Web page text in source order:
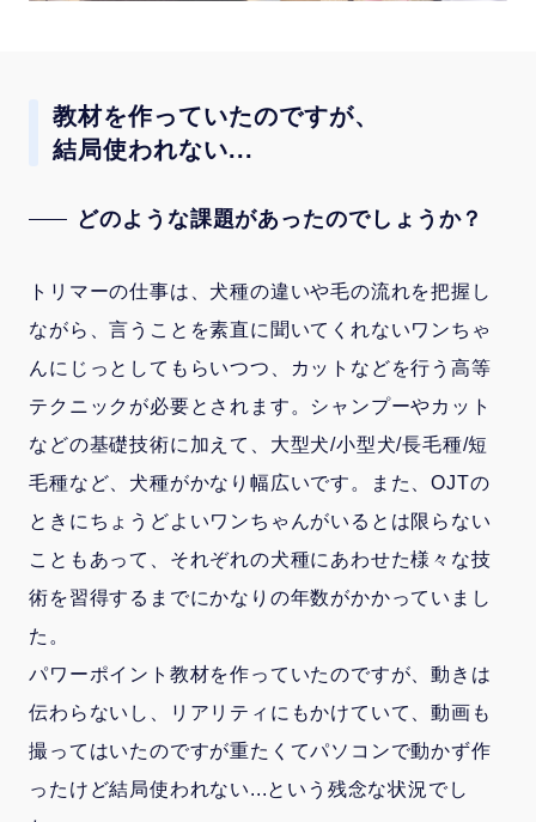
教材を作っていたのですが、
結局使われない...
どのような課題があったのでしょうか？
トリマーの仕事は、犬種の違いや毛の流れを把握し
ながら、言うことを素直に聞いてくれないワンちゃ
んにじっとしてもらいつつ、カットなどを行う高等
テクニックが必要とされます。シャンプーやカット
などの基礎技術に加えて、大型犬/小型犬/長毛種/短
毛種など、犬種がかなり幅広いです。また、OJTの
ときにちょうどよいワンちゃんがいるとは限らない
こともあって、それぞれの犬種にあわせた様々な技
術を習得するまでにかなりの年数がかかっていまし
た。
パワーポイント教材を作っていたのですが、動きは
伝わらないし、リアリティにもかけていて、動画も
撮ってはいたのですが重たくてパソコンで動かず作
ったけど結局使われない...という残念な状況でし